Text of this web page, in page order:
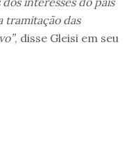
tramitação das
, disse Gleisi em seu